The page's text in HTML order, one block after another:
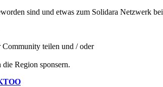
sind und etwas zum Solidara Netzwerk
teilen und / oder
Region sponsern.